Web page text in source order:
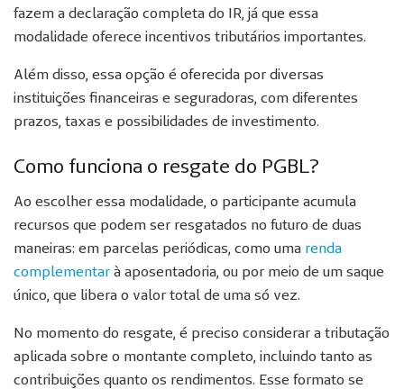
fazem a declaração completa do IR, já que essa
modalidade oferece incentivos tributários importantes.
Além disso, essa opção é oferecida por diversas
instituições financeiras e seguradoras, com diferentes
prazos, taxas e possibilidades de investimento.
Como funciona o resgate do PGBL?
Ao escolher essa modalidade, o participante acumula
recursos que podem ser resgatados no futuro de duas
maneiras: em parcelas periódicas, como uma renda
complementar à aposentadoria, ou por meio de um saque
único, que libera o valor total de uma só vez.
No momento do resgate, é preciso considerar a tributação
aplicada sobre o montante completo, incluindo tanto as
contribuições quanto os rendimentos. Esse formato se